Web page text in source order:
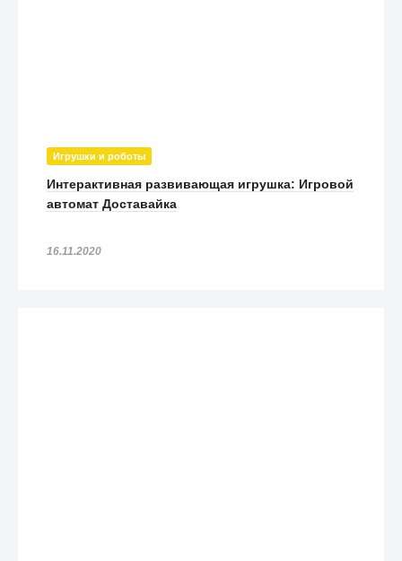
Игрушки и роботы
Интерактивная развивающая игрушка: Игровой
автомат Доставайка
16.11.2020